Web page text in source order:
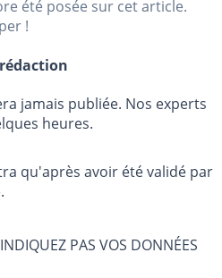
été posée sur cet article.
!
jamais publiée. Nos experts
heures.
qu'après avoir été validé par
PAS VOS DONNÉES